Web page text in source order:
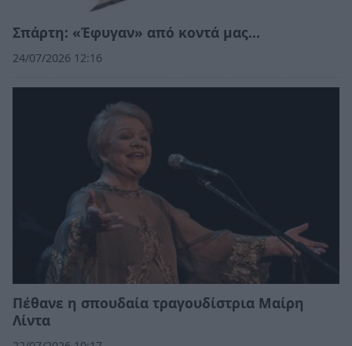
Σπάρτη: «Έφυγαν» από κοντά μας…
24/07/2026 12:16
Πέθανε η σπουδαία τραγουδίστρια Μαίρη
Λίντα